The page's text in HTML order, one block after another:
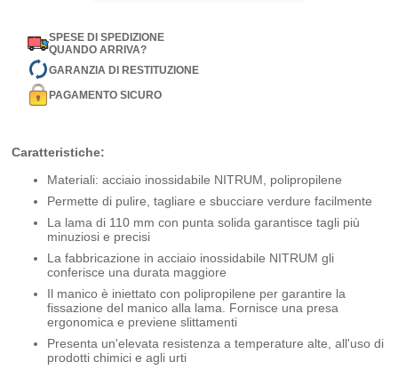
SPESE DI SPEDIZIONE
QUANDO ARRIVA?
GARANZIA DI RESTITUZIONE
PAGAMENTO SICURO
Caratteristiche:
Materiali: acciaio inossidabile NITRUM, polipropilene
Permette di pulire, tagliare e sbucciare verdure facilmente
La lama di 110 mm con punta solida garantisce tagli più
minuziosi e precisi
La fabbricazione in acciaio inossidabile NITRUM gli
conferisce una durata maggiore
Il manico è iniettato con polipropilene per garantire la
fissazione del manico alla lama. Fornisce una presa
ergonomica e previene slittamenti
Presenta un'elevata resistenza a temperature alte, all'uso di
prodotti chimici e agli urti